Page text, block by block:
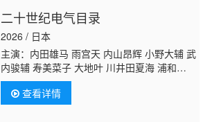
二十世纪电气目录
2026 / 日本
主演：内田雄马 雨宫天 内山昂辉 小野大辅 武
内骏辅 寿美菜子 大地叶 川井田夏海 浦和
希 平川大辅家中宏
垣彩阳查看详情